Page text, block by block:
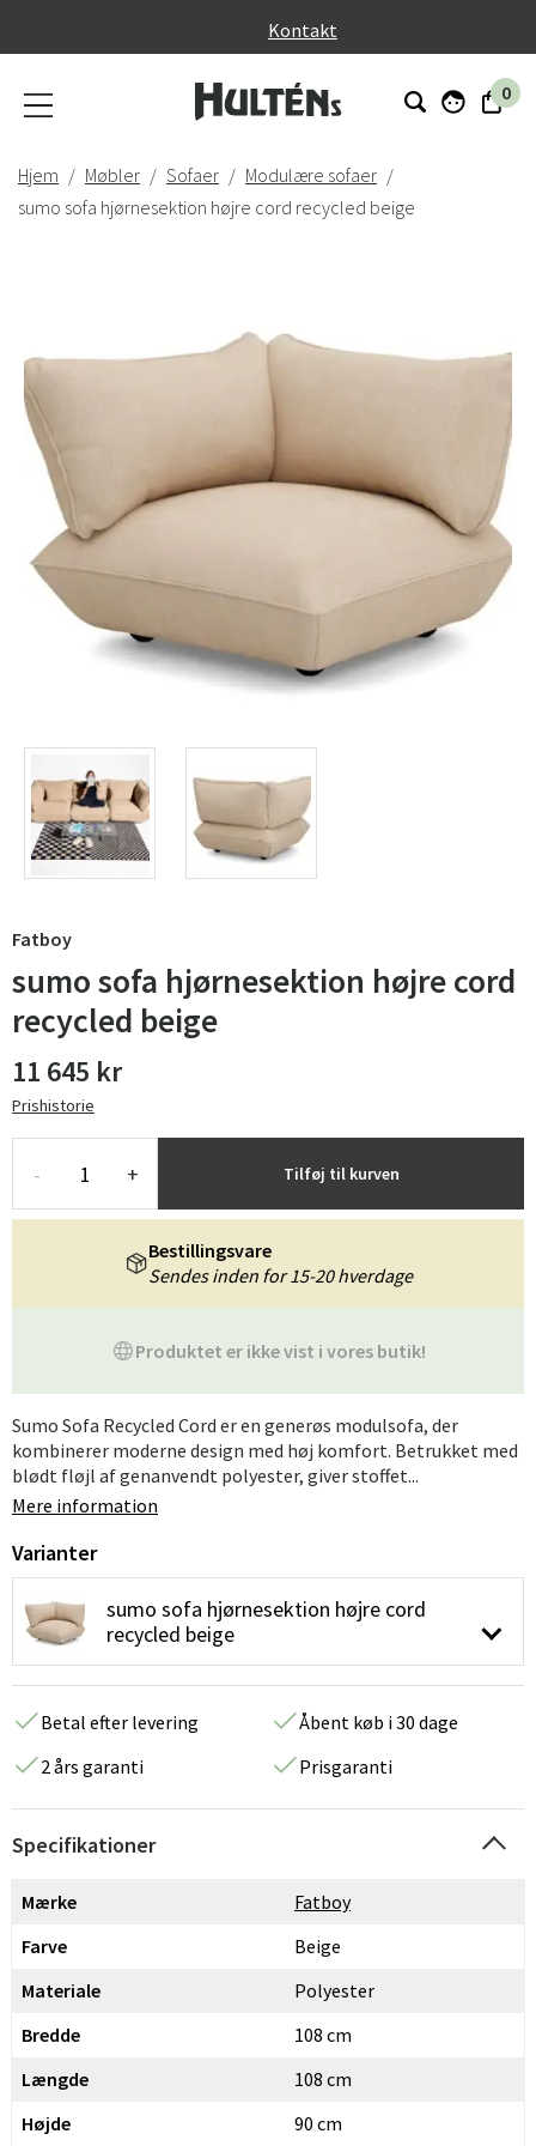
Kontakt
0
Hjem Møbler Sofaer
Modulære sofaer
sumo sofa hjørnesektion højre cord recycled beige
Fatboy
sumo sofa hjørnesektion højre cord
recycled beige
11 645 kr
Prishistorie
- + Tilføj til kurven
Produktet er ikke vist i vores butik!
Bestillingsvare
Sendes inden for 15-20 hverdage
Sumo Sofa Recycled Cord er en generøs modulsofa, der
kombinerer moderne design med høj komfort. Betrukket med
blødt fløjl af genanvendt polyester, giver stoffet...
Mere information
Varianter
sumo sofa hjørnesektion højre cord
recycled beige
Betal efter levering
Åbent køb i 30 dage
2 års garanti
Prisgaranti
Specifikationer
Mærke
Fatboy
Farve
Beige
Materiale
Polyester
Bredde
108 cm
Længde
108 cm
Højde
90 cm